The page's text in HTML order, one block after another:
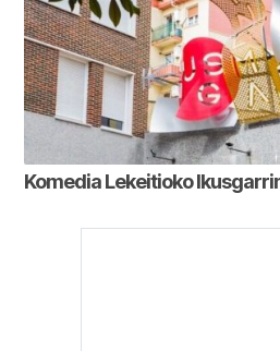
Komedia Lekeitioko